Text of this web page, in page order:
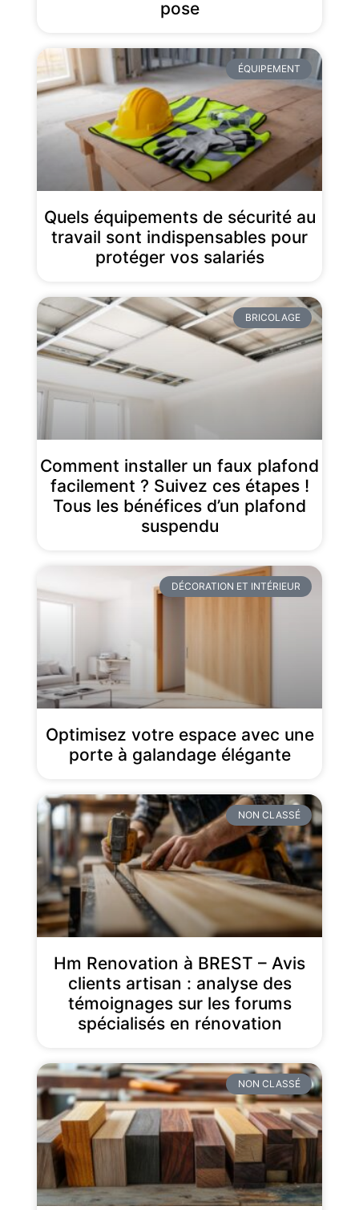
pose
ÉQUIPEMENT
Quels équipements de sécurité au
travail sont indispensables pour
protéger vos salariés
BRICOLAGE
Comment installer un faux plafond
facilement ? Suivez ces étapes !
Tous les bénéfices d’un plafond
suspendu
DÉCORATION ET INTÉRIEUR
Optimisez votre espace avec une
porte à galandage élégante
NON CLASSÉ
Hm Renovation à BREST – Avis
clients artisan : analyse des
témoignages sur les forums
spécialisés en rénovation
NON CLASSÉ